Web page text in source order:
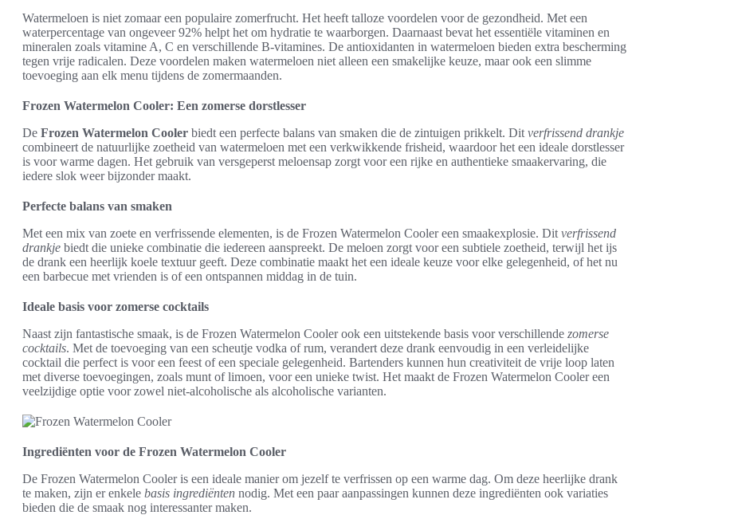
Watermeloen is niet zomaar een populaire zomerfrucht. Het heeft talloze voordelen voor de gezondheid. Met een
waterpercentage van ongeveer 92% helpt het om hydratie te waarborgen. Daarnaast bevat het essentiële vitaminen en
mineralen zoals vitamine A, C en verschillende B-vitamines. De antioxidanten in watermeloen bieden extra bescherming
tegen vrije radicalen. Deze voordelen maken watermeloen niet alleen een smakelijke keuze, maar ook een slimme
toevoeging aan elk menu tijdens de zomermaanden.
Frozen Watermelon Cooler: Een zomerse dorstlesser
De Frozen Watermelon Cooler biedt een perfecte balans van smaken die de zintuigen prikkelt. Dit verfrissend drankje
combineert de natuurlijke zoetheid van watermeloen met een verkwikkende frisheid, waardoor het een ideale dorstlesser
is voor warme dagen. Het gebruik van versgeperst meloensap zorgt voor een rijke en authentieke smaakervaring, die
iedere slok weer bijzonder maakt.
Perfecte balans van smaken
Met een mix van zoete en verfrissende elementen, is de Frozen Watermelon Cooler een smaakexplosie. Dit verfrissend
drankje biedt die unieke combinatie die iedereen aanspreekt. De meloen zorgt voor een subtiele zoetheid, terwijl het ijs
de drank een heerlijk koele textuur geeft. Deze combinatie maakt het een ideale keuze voor elke gelegenheid, of het nu
een barbecue met vrienden is of een ontspannen middag in de tuin.
Ideale basis voor zomerse cocktails
Naast zijn fantastische smaak, is de Frozen Watermelon Cooler ook een uitstekende basis voor verschillende zomerse
cocktails. Met de toevoeging van een scheutje vodka of rum, verandert deze drank eenvoudig in een verleidelijke
cocktail die perfect is voor een feest of een speciale gelegenheid. Bartenders kunnen hun creativiteit de vrije loop laten
met diverse toevoegingen, zoals munt of limoen, voor een unieke twist. Het maakt de Frozen Watermelon Cooler een
veelzijdige optie voor zowel niet-alcoholische als alcoholische varianten.
Ingrediënten voor de Frozen Watermelon Cooler
De Frozen Watermelon Cooler is een ideale manier om jezelf te verfrissen op een warme dag. Om deze heerlijke drank
te maken, zijn er enkele basis ingrediënten nodig. Met een paar aanpassingen kunnen deze ingrediënten ook variaties
bieden die de smaak nog interessanter maken.